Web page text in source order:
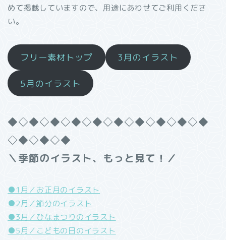
めて掲載していますので、用途にあわせてご利用くださ
い。
フリー素材トップ 3月のイラスト
5月のイラスト
◆◇◆◇◆◇◆◇◆◇◆◇◆◇◆◇◆◇◆
◇◆◇◆◇◆
＼季節のイラスト、もっと見て！／
●1月／お正月のイラスト
●2月／節分のイラスト
●3月／ひなまつりのイラスト
●5月／こどもの日のイラスト